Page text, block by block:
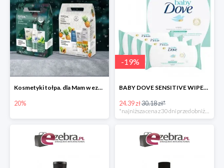
Kosmetyki tołpa. dla Mam w ezebra.pl do -20%
20%
-19%
BABY DOVE SENSITIVE WIPES CHUSTECZKI PIELĘGNACYJNE 200 szt.
24.39 zł30.18 zł*